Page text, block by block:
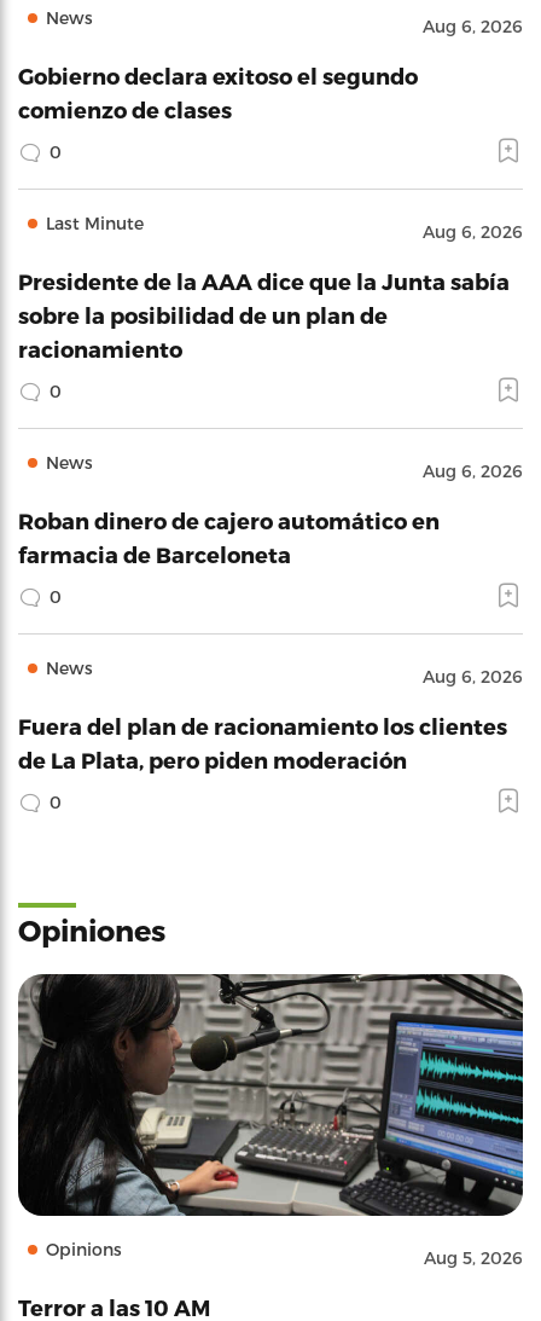
News Aug 6, 2026
Gobierno declara exitoso el segundo
comienzo de clases
0
Last Minute Aug 6, 2026
Presidente de la AAA dice que la Junta sabía
sobre la posibilidad de un plan de
racionamiento
0
News Aug 6, 2026
Roban dinero de cajero automático en
farmacia de Barceloneta
0
News Aug 6, 2026
Fuera del plan de racionamiento los clientes
de La Plata, pero piden moderación
0
Opiniones
Opinions Aug 5, 2026
Terror a las 10 AM